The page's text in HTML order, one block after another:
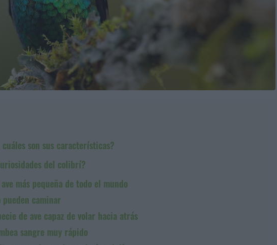
son sus características?
del colibrí?
más pequeña de todo el mundo
caminar
de ave capaz de volar hacia atrás
sangre muy rápido